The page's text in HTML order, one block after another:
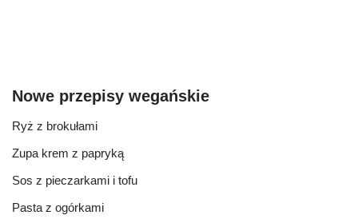
Nowe przepisy wegańskie
Ryż z brokułami
Zupa krem z papryką
Sos z pieczarkami i tofu
Pasta z ogórkami